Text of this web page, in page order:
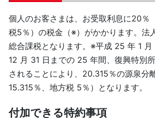
個人のお客さまは、お受取利息に20％
税5％）の税金（※）がかかります。法
総合課税となります。※平成 25 年 1 月
12 月 31 日までの 25 年間、復興特別
されることにより、20.315％の源泉分
15.315％、地方税 5％）となります。
付加できる特約事項